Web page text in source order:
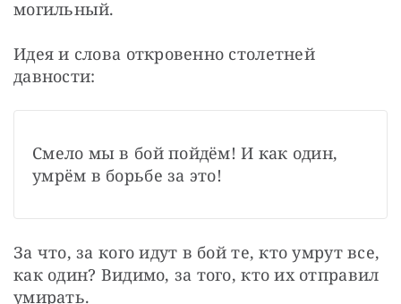
могильный.
Идея и слова откровенно столетней
давности:
Смело мы в бой пойдём! И как один,
умрём в борьбе за это!
За что, за кого идут в бой те, кто умрут все,
как один? Видимо, за того, кто их отправил
умирать.